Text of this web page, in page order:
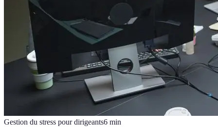
Gestion du stress pour dirigeants6 min